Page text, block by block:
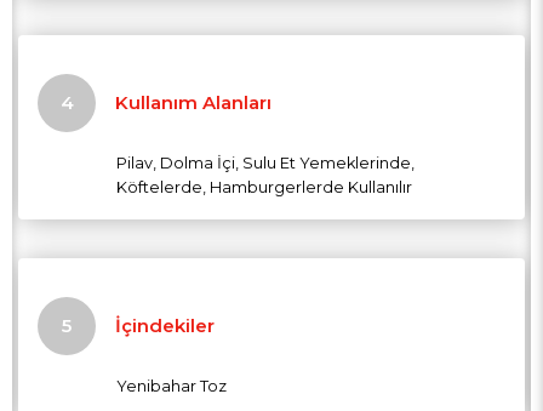
Kullanım Alanları
Pilav, Dolma İçi, Sulu Et Yemeklerinde,
Köftelerde, Hamburgerlerde Kullanılır
İçindekiler
Yenibahar Toz